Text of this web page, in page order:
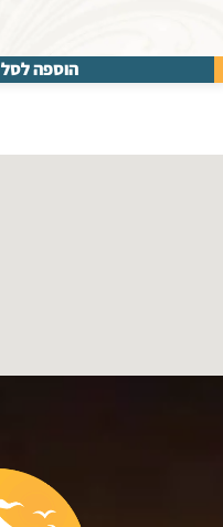
הוספה לסל